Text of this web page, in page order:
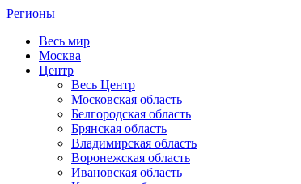
Регионы
Весь мир
Москва
Центр
Весь Центр
Московская область
Белгородская область
Брянская область
Владимирская область
Воронежская область
Ивановская область